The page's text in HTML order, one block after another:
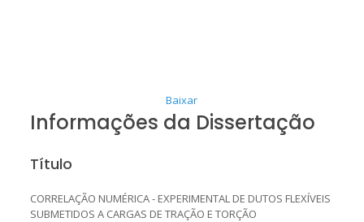
Baixar
Informações da Dissertação
Título
CORRELAÇÃO NUMÉRICA - EXPERIMENTAL DE DUTOS FLEXÍVEIS
SUBMETIDOS A CARGAS DE TRAÇÃO E TORÇÃO